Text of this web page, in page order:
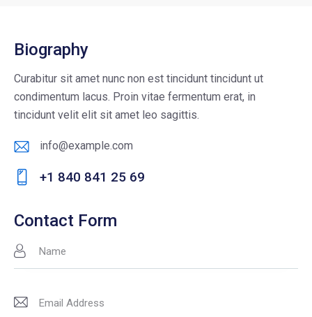
Biography
Curabitur sit amet nunc non est tincidunt tincidunt ut
condimentum lacus. Proin vitae fermentum erat, in
tincidunt velit elit sit amet leo sagittis.
E-
m
:
info@example.com
on
+1 840 841 25 69
Contact Form